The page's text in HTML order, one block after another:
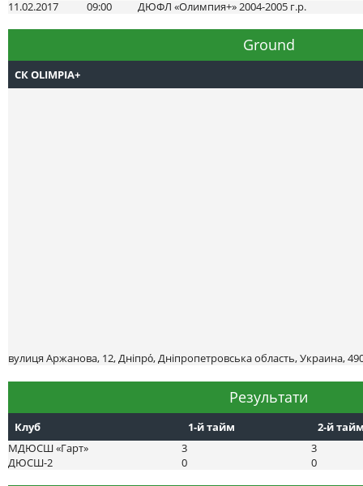
11.02.2017
09:00 ДЮФЛ «Олимпия+» 2004-2005 г.р.
Ground
СК OLIMPIA+
вулиця Аржанова, 12, Дніпро́, Дніпропетровська область, Украина,
Результати
Клуб 1-й тайм
2-й
МДЮСШ «Гарт»
3
3
ДЮСШ-2
0 0